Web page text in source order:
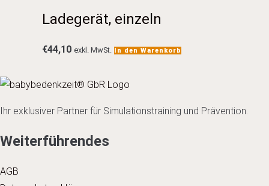
Ladegerät, einzeln
€44,10 exkl. MwSt. In den Warenkorb
Ihr exklusiver Partner für Simulationstraining und Prävention.
Weiterführendes
AGB